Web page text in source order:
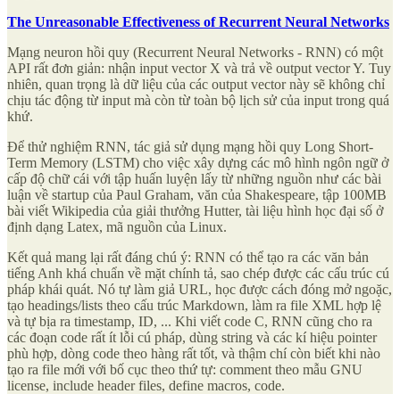
The Unreasonable Effectiveness of Recurrent Neural Networks
Mạng neuron hồi quy (Recurrent Neural Networks - RNN) có một
API rất đơn giản: nhận input vector X và trả về output vector Y. Tuy
nhiên, quan trọng là dữ liệu của các output vector này sẽ không chỉ
chịu tác động từ input mà còn từ toàn bộ lịch sử của input trong quá
khứ.
Để thử nghiệm RNN, tác giả sử dụng mạng hồi quy Long Short-
Term Memory (LSTM) cho việc xây dựng các mô hình ngôn ngữ ở
cấp độ chữ cái với tập huấn luyện lấy từ những nguồn như các bài
luận về startup của Paul Graham, văn của Shakespeare, tập 100MB
bài viết Wikipedia của giải thưởng Hutter, tài liệu hình học đại số ở
định dạng Latex, mã nguồn của Linux.
Kết quả mang lại rất đáng chú ý: RNN có thể tạo ra các văn bản
tiếng Anh khá chuẩn về mặt chính tả, sao chép được các cấu trúc cú
pháp khái quát. Nó tự làm giả URL, học được cách đóng mở ngoặc,
tạo headings/lists theo cấu trúc Markdown, làm ra file XML hợp lệ
và tự bịa ra timestamp, ID, ... Khi viết code C, RNN cũng cho ra
các đoạn code rất ít lỗi cú pháp, dùng string và các kí hiệu pointer
phù hợp, dòng code theo hàng rất tốt, và thậm chí còn biết khi nào
tạo ra file mới với bố cục theo thứ tự: comment theo mẫu GNU
license, include header files, define macros, code.